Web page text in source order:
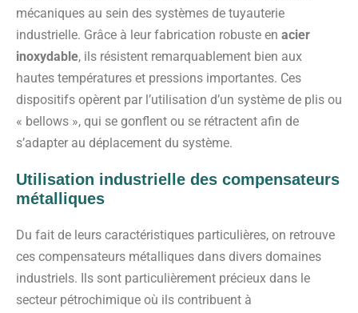
mécaniques au sein des systèmes de tuyauterie
industrielle. Grâce à leur fabrication robuste en acier
inoxydable, ils résistent remarquablement bien aux
hautes températures et pressions importantes. Ces
dispositifs opèrent par l’utilisation d’un système de plis ou
« bellows », qui se gonflent ou se rétractent afin de
s’adapter au déplacement du système.
Utilisation industrielle des compensateurs
métalliques
Du fait de leurs caractéristiques particulières, on retrouve
ces compensateurs métalliques dans divers domaines
industriels. Ils sont particulièrement précieux dans le
secteur pétrochimique où ils contribuent à